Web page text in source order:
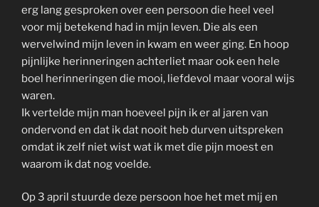
erg lang gesproken over een persoon die heel veel
voor mij betekend had in mijn leven. Die als een
wervelwind mijn leven in kwam en weer ging. En hoop
pijnlijke herinneringen achterliet maar ook een hele
boel herinneringen die mooi, liefdevol maar vooral wijs
waren.
Ik vertelde mijn man hoeveel pijn ik er al jaren van
ondervond en dat ik dat nooit heb durven uitspreken
omdat ik zelf niet wist wat ik met die pijn moest en
waarom ik dat nog voelde.
Op 3 april stuurde deze persoon hoe het met mij en